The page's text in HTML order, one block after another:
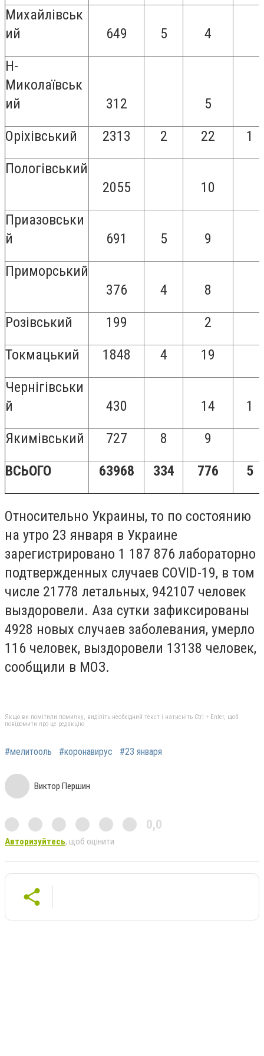
Михайлівськ
ий
649 5
4
Н-
Миколаївськ
ий
312
5
Оріхівський
2313 2 22
1
Пологівський
2055
10
Приазовськи
й
691 5
9
Приморський
376
4
8
Розівський
199
2
Токмацький
1848 4
19
Чернігівськи
й
430 14
1
Якимівський
727 8
9
ВСЬОГО
63968 334 776 5
Относительно Украины, то по состоянию
на утро 23 января в Украине
зарегистрировано 1 187 876 лабораторно
подтвержденных случаев COVID-19, в том
числе 21778 летальных, 942107 человек
выздоровели. Аза сутки зафиксированы
4928 новых случаев заболевания, умерло
116 человек, выздоровели 13138 человек,
сообщили в МОЗ.
Якщо ви помітили помилку, виділіть необхідний текст і натисніть Ctrl + Enter, щоб
повідомити про це редакцію
#мелитооль #коронавирус #23 января
Виктор Першин
0,0
Авторизуйтесь, щоб оцінити